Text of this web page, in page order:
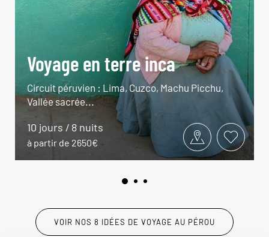
Voyage en terre inca
Circuit péruvien : Lima, Cuzco, Machu Picchu,
Vallée sacrée...
10 jours / 8 nuits
à partir de 2650€
VOIR NOS 8 IDÉES DE VOYAGE AU PÉROU